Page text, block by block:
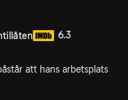
6.3
att hans arbetsplats